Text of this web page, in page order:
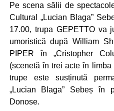
Pe scena sălii de
Cultural „Lucian Blaga”
17.00, trupa GEPETTO va
umoristică după William
PIPER în „Cristopher
(scenetă în trei acte în
trupe este susținută
„Lucian Blaga” Sebeș în
Donose.